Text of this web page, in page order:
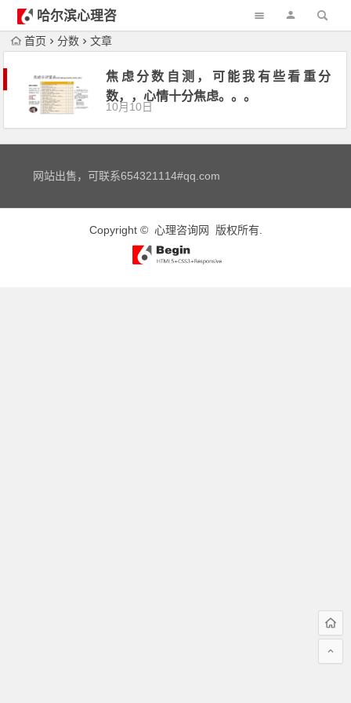
哈尔滨心理咨
询首页 分数 文章
焦虑分数自测，可能我有些看重分
数，，心情十分焦虑。。。
10月10日
网站出售，可联系654321114#qq.com
Copyright © 心理咨询网 版权所有.